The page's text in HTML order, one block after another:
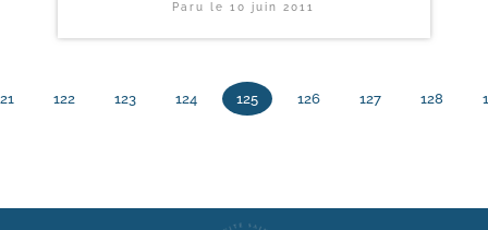
Paru le10 juin 2011
122 123 124 125 126 127 128